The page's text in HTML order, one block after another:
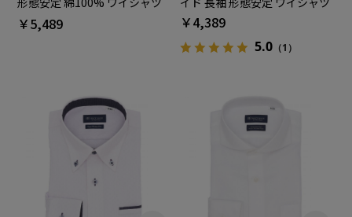
白無地
￥5,489 ￥4,389
5.0 （1）